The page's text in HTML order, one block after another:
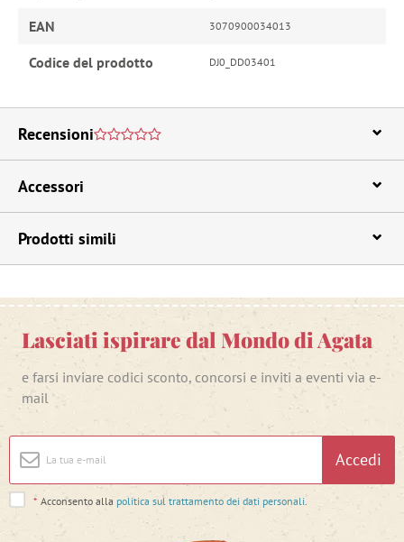
EAN 3070900034013
Codice del prodotto DJ0_DD03401
Recensioni
Accessori
Prodotti simili
Lasciati ispirare dal Mondo di Agata
e farsi inviare codici sconto, concorsi e inviti a eventi via e-
mail
Accedi
* Acconsento alla politica sul trattamento dei dati personali